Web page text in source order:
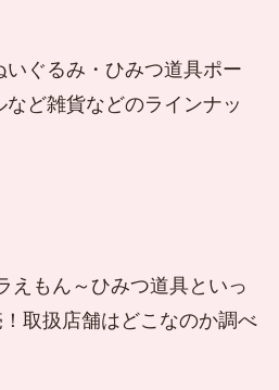
いぐるみ・ひみつ道具ポー
ど雑貨などのラインナッ
えもん～ひみつ道具といっ
取扱店舗はどこなのか調べ